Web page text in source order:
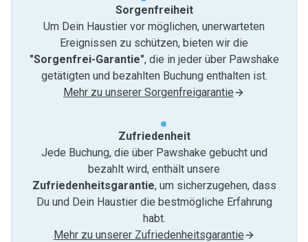
Sorgenfreiheit
Um Dein Haustier vor möglichen, unerwarteten
Ereignissen zu schützen, bieten wir die
"Sorgenfrei-Garantie", die in jeder über Pawshake
getätigten und bezahlten Buchung enthalten ist.
Mehr zu unserer Sorgenfreigarantie
Zufriedenheit
Jede Buchung, die über Pawshake gebucht und
bezahlt wird, enthält unsere
Zufriedenheitsgarantie, um sicherzugehen, dass
Du und Dein Haustier die bestmögliche Erfahrung
habt.
Mehr zu unserer Zufriedenheitsgarantie